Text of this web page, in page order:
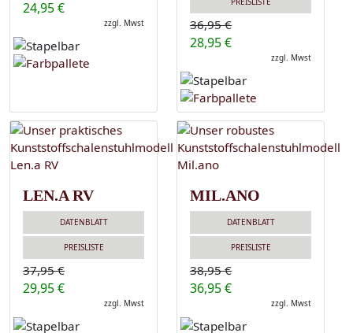
24,95 €
zzgl. Mwst 36,95 €
28,95 €
zzgl. Mwst
LEN.A RV
DATENBLATT
PREISLISTE
37,95 €
29,95 €
zzgl. Mwst
MIL.ANO
DATENBLATT
PREISLISTE
38,95 €
36,95 €
zzgl. Mwst